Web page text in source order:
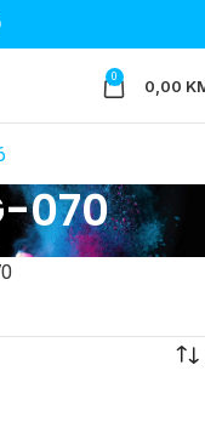
0 0,00
070